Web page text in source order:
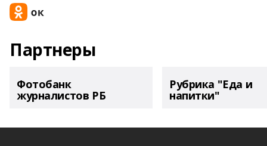
Партнеры
Фотобанк
журналистов РБ
Рубрика "Еда и
напитки"